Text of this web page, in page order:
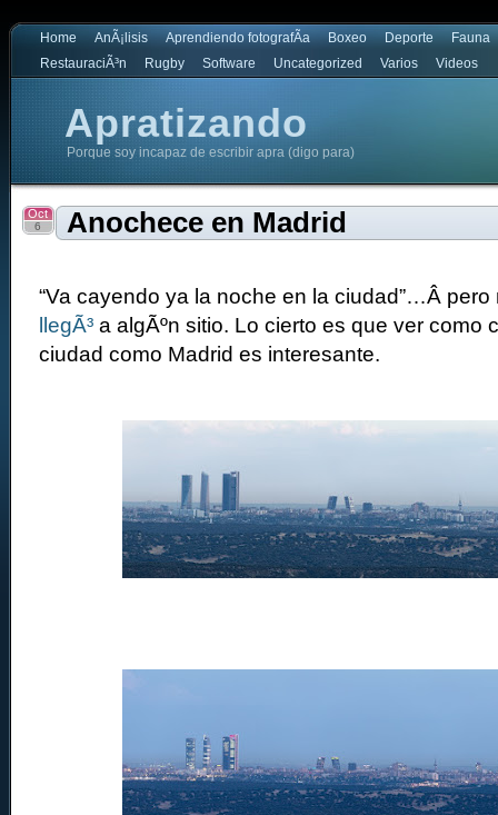
Home AnÃ¡lisis Aprendiendo fotografÃ­a Boxeo Deporte
Fauna
RestauraciÃ³n
Rugby Software Uncategorized Varios Videos
Apratizando
Porque soy incapaz de escribir apra (digo para)
Anochece en Madrid
Oct
6
“Va cayendo ya la noche en la ciudad”…Â
llegÃ³ a algÃºn sitio. Lo cierto es que ver como
ciudad como Madrid es interesante.